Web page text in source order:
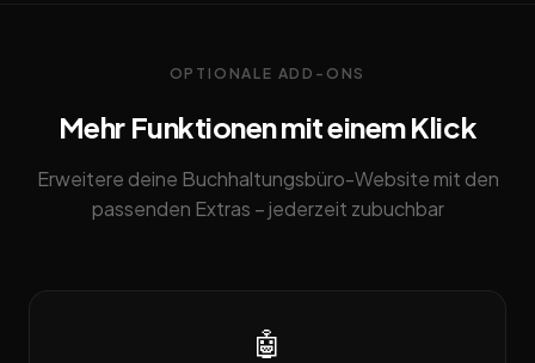
OPTIONALE ADD-ONS
Mehr Funktionen mit einem Klick
Erweitere deine Buchhaltungsbüro-Website mit den
passenden Extras – jederzeit zubuchbar
🤖